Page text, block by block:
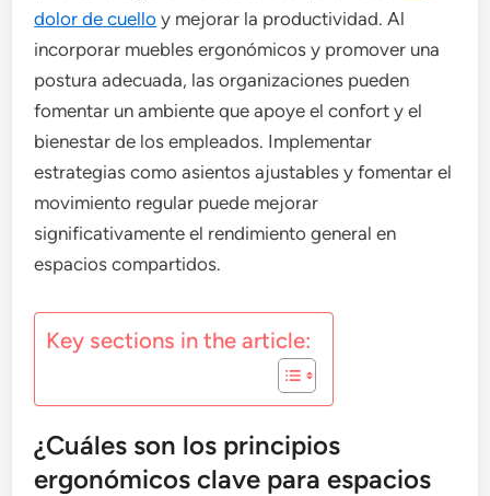
dolor de cuello y mejorar la productividad. Al
incorporar muebles ergonómicos y promover una
postura adecuada, las organizaciones pueden
fomentar un ambiente que apoye el confort y el
bienestar de los empleados. Implementar
estrategias como asientos ajustables y fomentar el
movimiento regular puede mejorar
significativamente el rendimiento general en
espacios compartidos.
Key sections in the article:
¿Cuáles son los principios
ergonómicos clave para espacios